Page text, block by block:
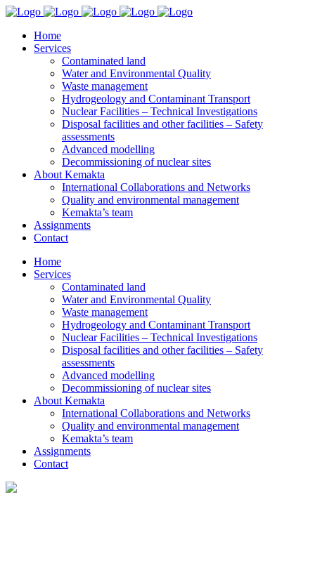
Home
Services
Contaminated land
Water and Environmental Quality
Waste management
Hydrogeology and Contaminant Transport
Nuclear Facilities – Technical Investigations
Disposal facilities and other facilities – Safety
assessments
Advanced modelling
Decommissioning of nuclear sites
About Kemakta
International Collaborations and Networks
Quality and environmental management
Kemakta’s team
Assignments
Contact
Home
Services
Contaminated land
Water and Environmental Quality
Waste management
Hydrogeology and Contaminant Transport
Nuclear Facilities – Technical Investigations
Disposal facilities and other facilities – Safety
assessments
Advanced modelling
Decommissioning of nuclear sites
About Kemakta
International Collaborations and Networks
Quality and environmental management
Kemakta’s team
Assignments
Contact